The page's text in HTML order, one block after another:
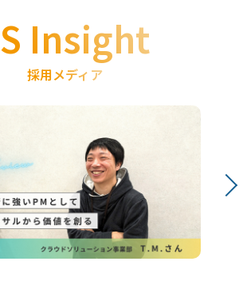
Insight
採用メディア